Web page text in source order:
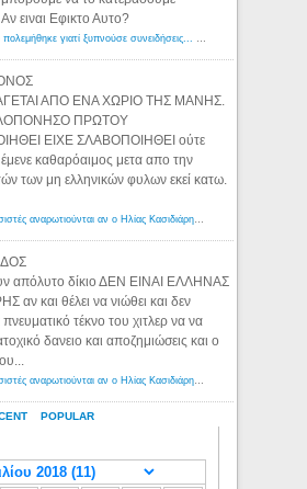
POPULAR
ειναι Εφικτο Αυτο?
ΑΠΟ ΕΝΑ ΧΩΡΙΟ ΤΗΣ ΜΑΝΗΣ.
ΠΡΩΤΟΥ
ΕΙΧΕ ΣΛΑΒΟΠΟΙΗΘΕΙ ούτε
καθαρόαιμος μετα απο την
των μη ελληνικών φυλων εκεί κατω.
απόλυτο δίκιο ΔΕΝ ΕΙΝΑΙ ΕΛΛΗΝΑΣ
αν και θέλει να νιώθει και δεν
τέκνο του χιτλερ να να
δανειο και αποζημιώσεις και ο